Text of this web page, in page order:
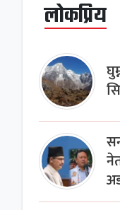
लोकप्रिय